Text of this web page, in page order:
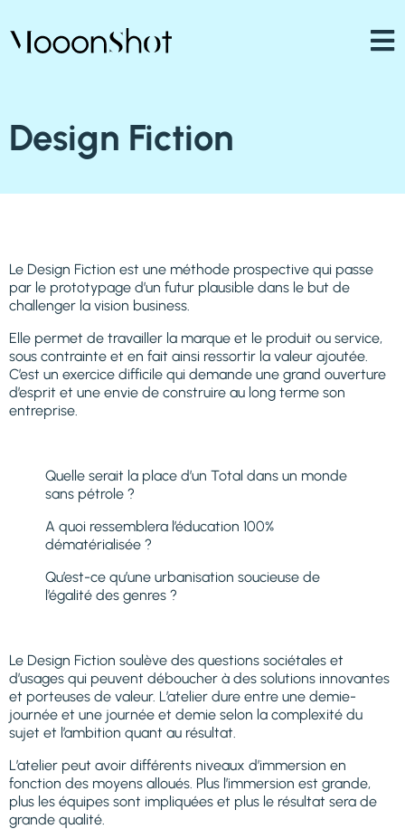
Design Fiction
Le Design Fiction est une méthode prospective qui passe
par le prototypage d’un futur plausible dans le but de
challenger la vision business.
Elle permet de travailler la marque et le produit ou service,
sous contrainte et en fait ainsi ressortir la valeur ajoutée.
C’est un exercice difficile qui demande une grand ouverture
d’esprit et une envie de construire au long terme son
entreprise.
Quelle serait la place d’un Total dans un monde
sans pétrole ?
A quoi ressemblera l’éducation 100%
dématérialisée ?
Qu’est-ce qu’une urbanisation soucieuse de
l’égalité des genres ?
Le Design Fiction soulève des questions sociétales et
d’usages qui peuvent déboucher à des solutions innovantes
et porteuses de valeur. L’atelier dure entre une demie-
journée et une journée et demie selon la complexité du
sujet et l’ambition quant au résultat.
L’atelier peut avoir différents niveaux d’immersion en
fonction des moyens alloués. Plus l’immersion est grande,
plus les équipes sont impliquées et plus le résultat sera de
grande qualité.